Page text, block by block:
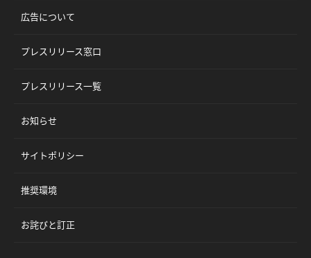
広告について
プレスリリース窓口
プレスリリース一覧
お知らせ
サイトポリシー
推奨環境
お詫びと訂正